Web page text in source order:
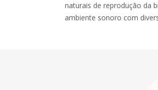
naturais de reprodução da
ambiente sonoro com